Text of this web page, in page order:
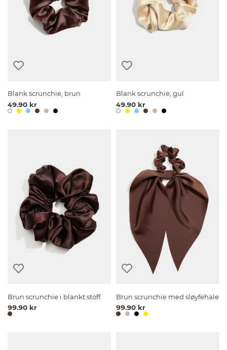
Blank scrunchie, brun
49.90 kr
Blank scrunchie, gul
49.90 kr
Brun scrunchie i blankt stoff.
99.90 kr
Brun scrunchie med sløyfehale
99.90 kr